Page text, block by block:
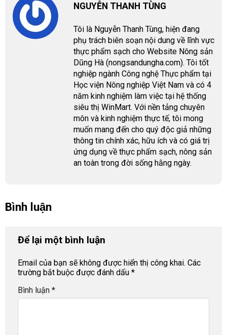
NGUYỄN THANH TÙNG
Tôi là Nguyễn Thanh Tùng, hiện đang
phụ trách biên soạn nội dung về lĩnh vực
thực phẩm sạch cho Website Nông sản
Dũng Hà (nongsandungha.com). Tôi tốt
nghiệp ngành Công nghệ Thực phẩm tại
Học viện Nông nghiệp Việt Nam và có 4
năm kinh nghiệm làm việc tại hệ thống
siêu thị WinMart. Với nền tảng chuyên
môn và kinh nghiệm thực tế, tôi mong
muốn mang đến cho quý độc giả những
thông tin chính xác, hữu ích và có giá trị
ứng dụng về thực phẩm sạch, nông sản
an toàn trong đời sống hằng ngày.
Bình luận
Để lại một bình luận
Email của bạn sẽ không được hiển thị công khai. Các
trường bắt buộc được đánh dấu *
Bình luận *